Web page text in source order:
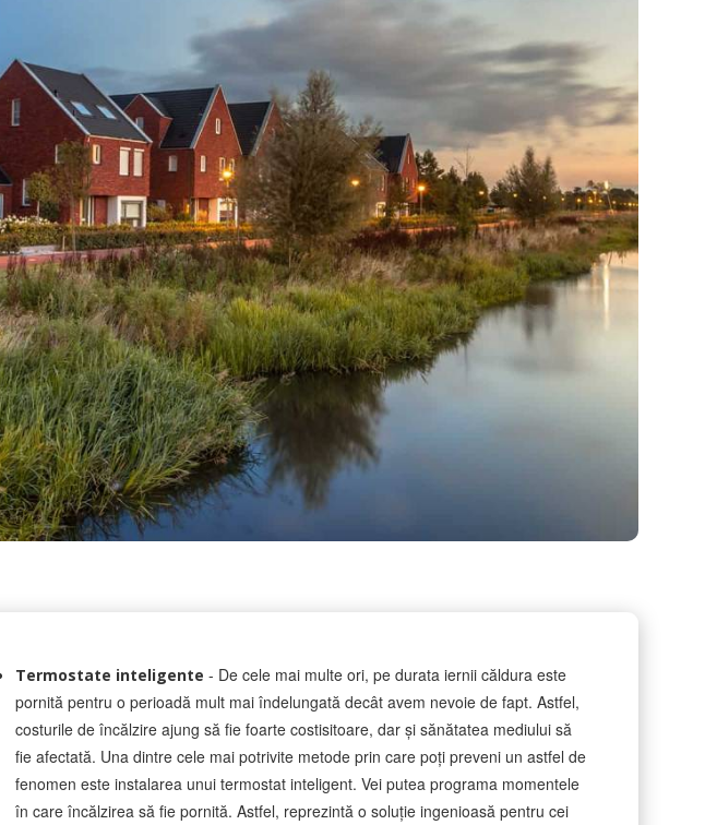
Termostate inteligente - De cele mai multe ori, pe durata iernii căldura este
pornită pentru o perioadă mult mai îndelungată decât avem nevoie de fapt. Astfel,
costurile de încălzire ajung să fie foarte costisitoare, dar și sănătatea mediului să
fie afectată. Una dintre cele mai potrivite metode prin care poți preveni un astfel de
fenomen este instalarea unui termostat inteligent. Vei putea programa momentele
în care încălzirea să fie pornită. Astfel, reprezintă o soluție ingenioasă pentru cei